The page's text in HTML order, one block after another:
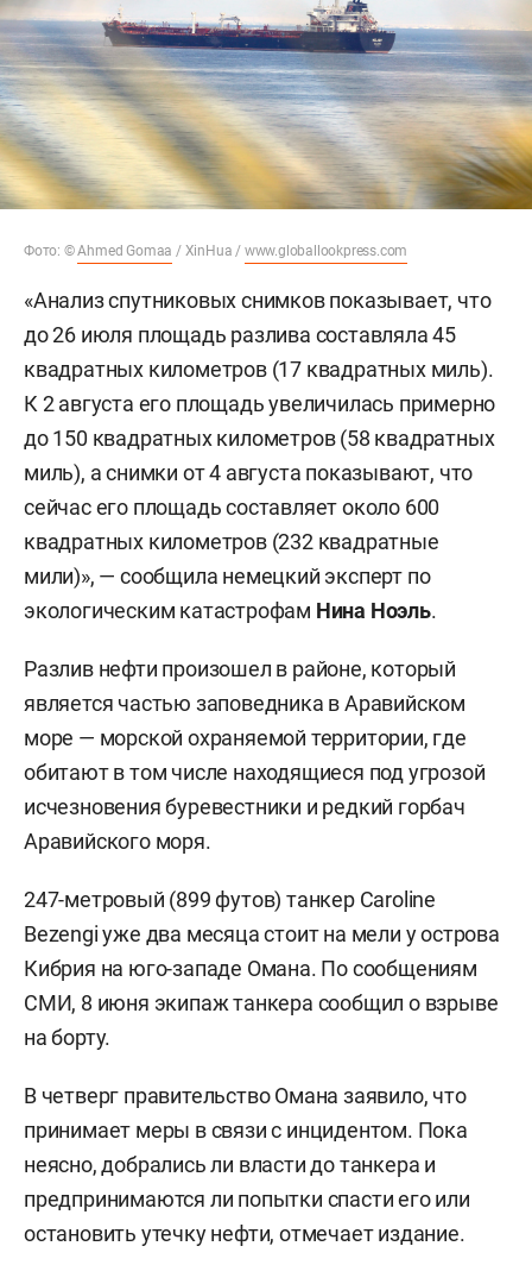
Фото: ©Ahmed Gomaa / XinHua / www.globallookpress.com
«Анализ спутниковых снимков показывает, что
до 26 июля площадь разлива составляла 45
квадратных километров (17 квадратных миль).
К 2 августа его площадь увеличилась примерно
до 150 квадратных километров (58 квадратных
миль), а снимки от 4 августа показывают, что
сейчас его площадь составляет около 600
квадратных километров (232 квадратные
мили)», — сообщила немецкий эксперт по
экологическим катастрофам Нина Ноэль.
Разлив нефти произошел в районе, который
является частью заповедника в Аравийском
море — морской охраняемой территории, где
обитают в том числе находящиеся под угрозой
исчезновения буревестники и редкий горбач
Аравийского моря.
247-метровый (899 футов) танкер Caroline
Bezengi уже два месяца стоит на мели у острова
Кибрия на юго-западе Омана. По сообщениям
СМИ, 8 июня экипаж танкера сообщил о взрыве
на борту.
В четверг правительство Омана заявило, что
принимает меры в связи с инцидентом. Пока
неясно, добрались ли власти до танкера и
предпринимаются ли попытки спасти его или
остановить утечку нефти, отмечает издание.